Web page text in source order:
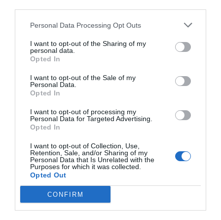
Personal Data Processing Opt Outs
I want to opt-out of the Sharing of my
personal data.
Opted In
I want to opt-out of the Sale of my
Personal Data.
Opted In
I want to opt-out of processing my
Personal Data for Targeted Advertising.
Opted In
I want to opt-out of Collection, Use,
Retention, Sale, and/or Sharing of my
Personal Data that Is Unrelated with the
Purposes for which it was collected.
Opted Out
CONFIRM